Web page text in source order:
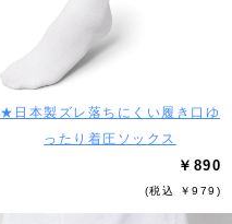
★日本製ズレ落ちにくい履き口ゆ
ったり着圧ソックス
￥890
(税込 ￥979)